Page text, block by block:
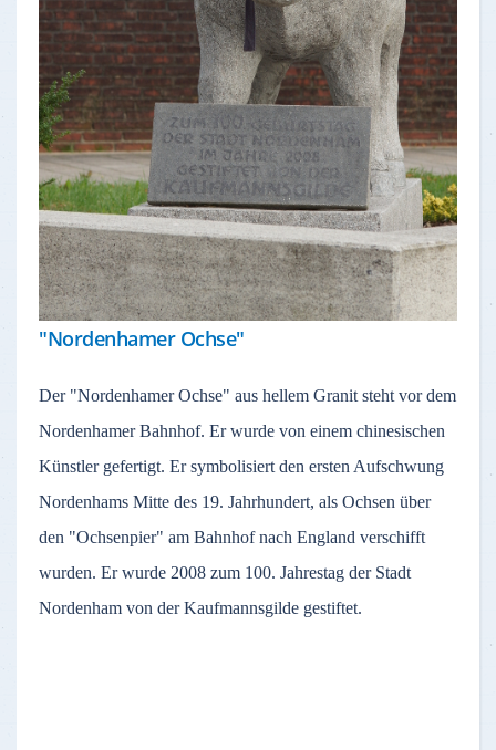
"Nordenhamer Ochse"
Der "Nordenhamer Ochse" aus hellem Granit steht vor dem
Nordenhamer Bahnhof. Er wurde von einem chinesischen
Künstler gefertigt. Er symbolisiert den ersten Aufschwung
Nordenhams Mitte des 19. Jahrhundert, als Ochsen über
den "Ochsenpier" am Bahnhof nach England verschifft
wurden. Er wurde 2008 zum 100. Jahrestag der Stadt
Nordenham von der Kaufmannsgilde gestiftet.